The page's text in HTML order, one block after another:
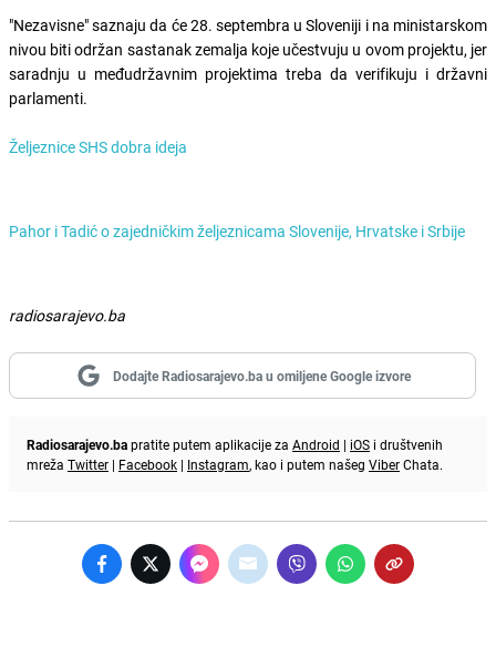
"Nezavisne" saznaju da će 28. septembra u Sloveniji i na ministarskom
nivou biti održan sastanak zemalja koje učestvuju u ovom projektu, jer
saradnju u međudržavnim projektima treba da verifikuju i državni
parlamenti.
Željeznice SHS dobra ideja
Pahor i Tadić o zajedničkim željeznicama Slovenije, Hrvatske i Srbije
radiosarajevo.ba
Dodajte Radiosarajevo.ba u omiljene Google izvore
Radiosarajevo.bapratite putem aplikacije za Android | iOS i društvenih
mreža Twitter | Facebook | Instagram, kao i putem našeg ViberChata.